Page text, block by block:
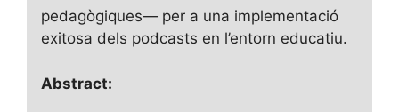
pedagògiques— per a una implementació
exitosa dels podcasts en l’entorn educatiu.
Abstract: